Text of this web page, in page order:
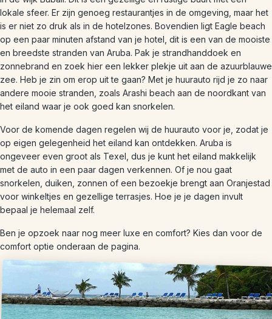
lokale sfeer. Er zijn genoeg restaurantjes in de omgeving, maar het
is er niet zo druk als in de hotelzones. Bovendien ligt Eagle beach
op een paar minuten afstand van je hotel, dit is een van de mooiste
en breedste stranden van Aruba. Pak je strandhanddoek en
zonnebrand en zoek hier een lekker plekje uit aan de azuurblauwe
zee. Heb je zin om erop uit te gaan? Met je huurauto rijd je zo naar
andere mooie stranden, zoals Arashi beach aan de noordkant van
het eiland waar je ook goed kan snorkelen.
Voor de komende dagen regelen wij de huurauto voor je, zodat je
op eigen gelegenheid het eiland kan ontdekken. Aruba is
ongeveer even groot als Texel, dus je kunt het eiland makkelijk
met de auto in een paar dagen verkennen. Of je nou gaat
snorkelen, duiken, zonnen of een bezoekje brengt aan Oranjestad
voor winkeltjes en gezellige terrasjes. Hoe je je dagen invult
bepaal je helemaal zelf.
Ben je opzoek naar nog meer luxe en comfort? Kies dan voor de
comfort optie onderaan de pagina.